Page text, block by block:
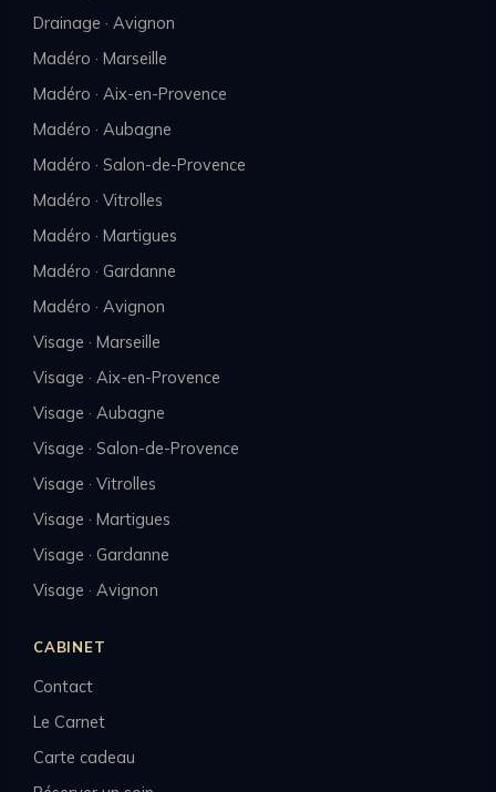
Drainage · Avignon
Madéro · Marseille
Madéro · Aix-en-Provence
Madéro · Aubagne
Madéro · Salon-de-Provence
Madéro · Vitrolles
Madéro · Martigues
Madéro · Gardanne
Madéro · Avignon
Visage · Marseille
Visage · Aix-en-Provence
Visage · Aubagne
Visage · Salon-de-Provence
Visage · Vitrolles
Visage · Martigues
Visage · Gardanne
Visage · Avignon
CABINET
Contact
Le Carnet
Carte cadeau